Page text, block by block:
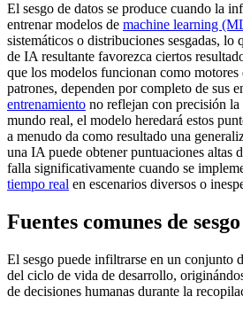
El sesgo de datos se produce cuando la
entrenar modelos de machine learning
sistemáticos o distribuciones sesgadas, lo
de IA resultante favorezca ciertos
que los modelos funcionan como
patrones, dependen por completo de sus
entrenamiento no reflejan con precisión
mundo real, el modelo heredará estos
a menudo da como resultado una
una IA puede obtener puntuaciones altas
falla significativamente cuando se
tiempo real en escenarios diversos o
Fuentes comunes de
El sesgo puede infiltrarse en un conjunto
del ciclo de vida de desarrollo,
de decisiones humanas durante la